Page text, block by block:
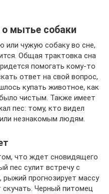
о мытье собаки
или чужую собаку во сне,
Общая трактовка сна
помогать кому-то
ответ на свой вопрос,
купать животное, как
чистым. Также имеет
пес: тому, кто видел
незнакомым людям.
что ждет сновидящего
пес сулит встречу с
прогнозирует массу
Черный питомец